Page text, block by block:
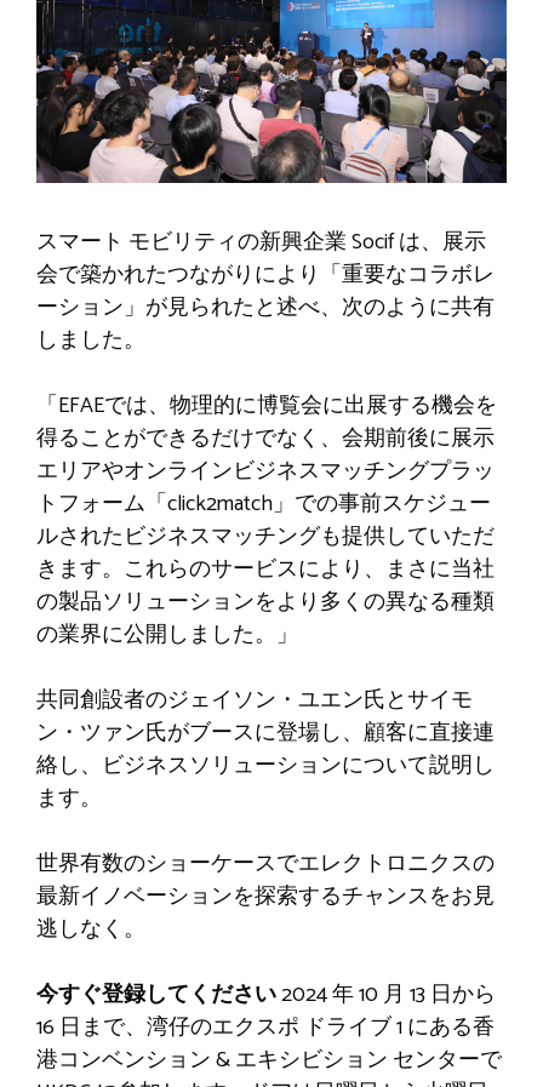
スマート モビリティの新興企業 Socif は、展示
会で築かれたつながりにより「重要なコラボレ
ーション」が見られたと述べ、次のように共有
しました。
「EFAEでは、物理的に博覧会に出展する機会を
得ることができるだけでなく、会期前後に展示
エリアやオンラインビジネスマッチングプラッ
トフォーム「click2match」での事前スケジュー
ルされたビジネスマッチングも提供していただ
きます。これらのサービスにより、まさに当社
の製品ソリューションをより多くの異なる種類
の業界に公開しました。」
共同創設者のジェイソン・ユエン氏とサイモ
ン・ツァン氏がブースに登場し、顧客に直接連
絡し、ビジネスソリューションについて説明し
ます。
世界有数のショーケースでエレクトロニクスの
最新イノベーションを探索するチャンスをお見
逃しなく。
今すぐ登録してください2024 年 10 月 13 日から
16 日まで、湾仔のエクスポ ドライブ 1 にある香
港コンベンション & エキシビション センターで